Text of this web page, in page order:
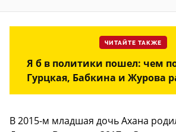
ЧИТАЙТЕ ТАКЖЕ
Я б в политики пошел: чем
Гурцкая, Бабкина и Журова
В 2015-м младшая дочь Ахана